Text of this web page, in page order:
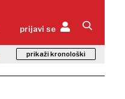
prijavi se
prikaži kronološki